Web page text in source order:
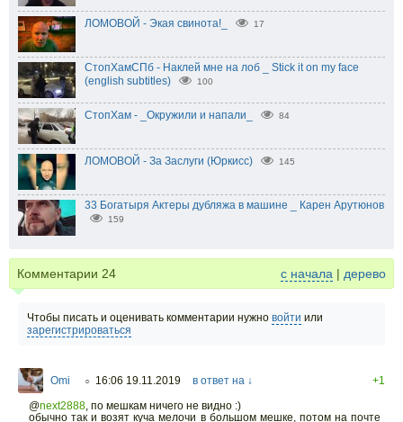
ЛОМОВОЙ - Экая свинота!_ 17
СтопХамСПб - Наклей мне на лоб _ Stick it on my face
(english subtitles)
100
СтопХам - _Окружили и напали_ 84
ЛОМОВОЙ - За Заслуги (Юркисс) 145
33 Богатыря Актеры дубляжа в машине _ Карен Арутюнов
159
Комментарии 24 с начала | дерево
Чтобы писать и оценивать комментарии нужно войти или
зарегистрироваться
Omi ○ 16:06 19.11.2019 в ответ на ↓
+1
@next2888, по мешкам ничего не видно :)
обычно так и возят куча мелочи в большом мешке, потом на почте